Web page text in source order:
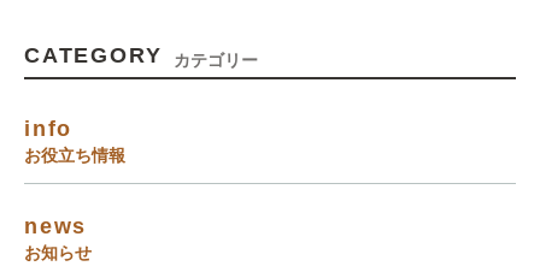
CATEGORY カテゴリー
info
お役立ち情報
news
お知らせ